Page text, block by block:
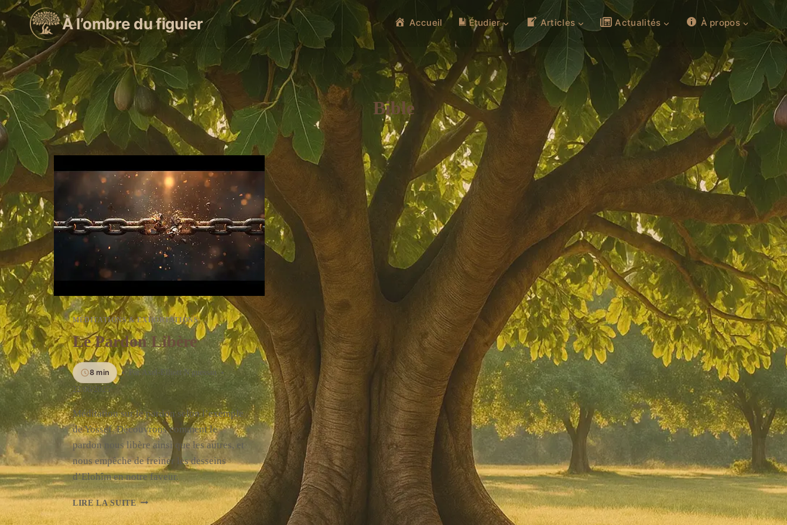
Aller
au
contenu
À l’ombre du figuier Accueil Étudier Articles Actualités À propos
Bible
MÉDITATIONS & EXHORTATIONS
Le Pardon Libère
8 min Par Axel-Elliott N'guessan
22/06/2025
Méditation sur le pardon selon l’exemple
de Yossef. Découvrons comment le
pardon nous libère ainsi que les autres, et
nous empêche de freiner les desseins
d’Elohîm en notre faveur.
LIRE LA SUITELE
PARDON